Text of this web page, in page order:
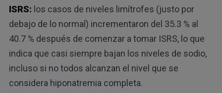
ISRS: los casos de niveles limítrofes (justo por
debajo de lo normal) incrementaron del 35.3 % al
40.7 % después de comenzar a tomar ISRS, lo que
indica que casi siempre bajan los niveles de sodio,
incluso si no todos alcanzan el nivel que se
considera hiponatremia completa.